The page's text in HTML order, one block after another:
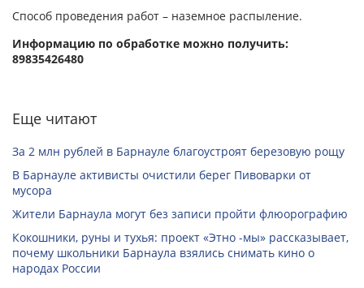
Способ проведения работ – наземное распыление.
Информацию по обработке можно получить:
89835426480
Еще читают
За 2 млн рублей в Барнауле благоустроят березовую рощу
В Барнауле активисты очистили берег Пивоварки от
мусора
Жители Барнаула могут без записи пройти флюорографию
Кокошники, руны и тухья: проект «Этно -мы» рассказывает,
почему школьники Барнаула взялись снимать кино о
народах России